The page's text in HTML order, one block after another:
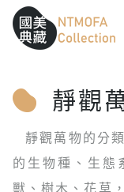
跳到中間主要內容區
網站導覽
:::
靜觀
靜觀萬物的分
的生物種、生態
獸、樹木、花草